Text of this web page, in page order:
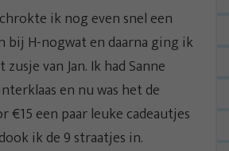
ik nog even snel een
bij H-nogwat en daarna ging ik
van Jan. Ik had Sanne
en nu was het de
€15 een paar leuke cadeautjes
ik de 9 straatjes in.